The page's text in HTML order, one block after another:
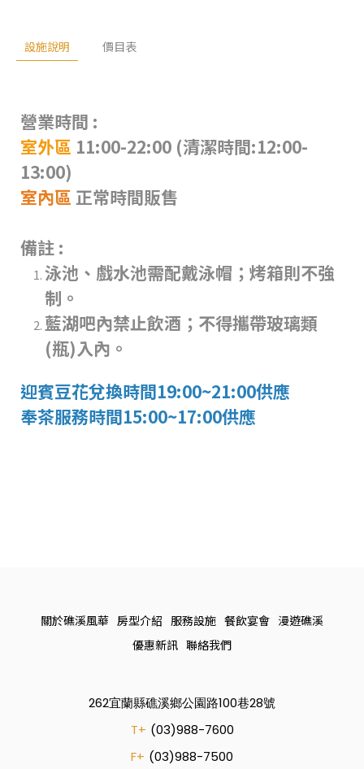
設施說明 價目表
營業時間 :
室外區 11:00-22:00 (清潔時間:12:00-
13:00)
室內區 正常時間販售
備註 :
泳池、戲水池需配戴泳帽；烤箱則不強
制。
藍湖吧內禁止飲酒；不得攜帶玻璃類
(瓶)入內。
迎賓豆花兌換時間19:00~21:00供應
奉茶服務時間15:00~17:00供應
關於礁溪風華 房型介紹 服務設施 餐飲宴會 漫遊礁溪
優惠新訊 聯絡我們
262宜蘭縣礁溪鄉公園路100巷28號
T+ (03)988-7600
F+ (03)988-7500